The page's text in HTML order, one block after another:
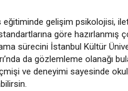
gelişim psikolojisi,
göre hazırlanmış
sürecini İstanbul Kültür
da gözlemleme olanağı
ve deneyimi sayesinde